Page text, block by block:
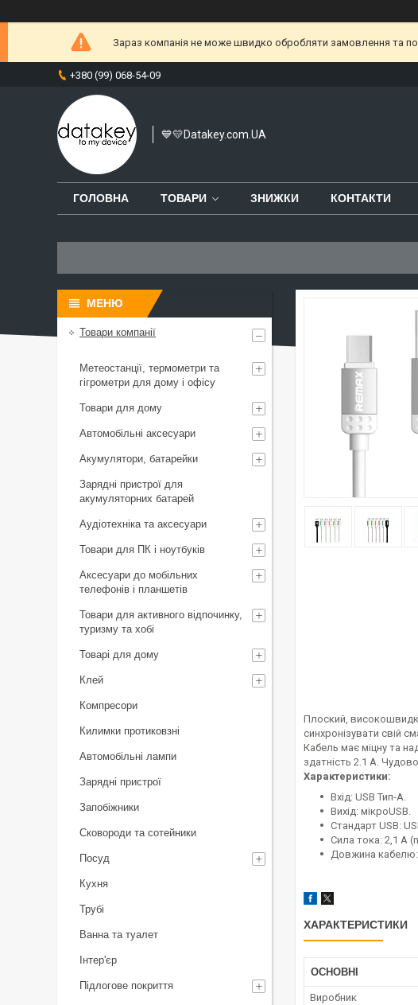
Зараз компанія не може швидко обробляти замовлення та
+380 (99) 068-54-09
💙💛Datakey.com.UA
ГОЛОВНА ТОВАРИ ЗНИЖКИ КОНТАКТИ
Плоский,
синхронізувати свій
Кабель має міцну та
здатність 2.1 А.
Характеристики:
Вхід: USB Тип-А.
Вихід: мікроUSB.
Стандарт USB:
Сила тока: 2,1 А
Довжина
ХАРАКТЕРИСТИКИ
ОСНОВНІ
Виробник
Товари компанії
Метеостанції, термометри та
гігрометри для дому і офісу
Товари для дому
Автомобільні аксесуари
Акумулятори, батарейки
Зарядні пристрої для
акумуляторних батарей
Аудіотехніка та аксесуари
Товари для ПК і ноутбуків
Аксесуари до мобільних
телефонів і планшетів
Товари для активного відпочинку,
туризму та хобі
Товарі для дому
Клей
Компресори
Килимки протиковзні
Автомобільні лампи
Зарядні пристрої
Запобіжники
Сковороди та сотейники
Посуд
Кухня
Трубі
Ванна та туалет
Інтер'єр
Підлогове покриття